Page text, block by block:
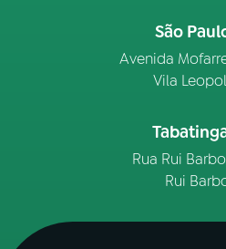
São
Avenida
Vila
Rua Rui
Rui